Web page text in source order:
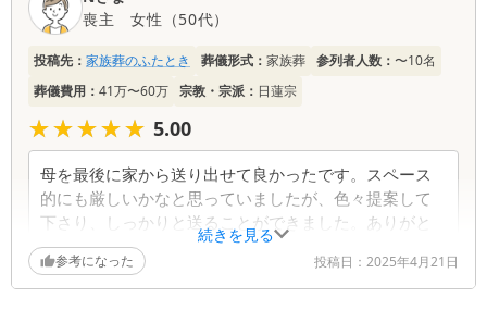
続きを見る
喪主
女性 （50代）
投稿先： 家族葬のふたとき 葬儀形式： 家族葬 参列者人数： 〜10名
葬儀費用： 41万〜60万 宗教・宗派： 日蓮宗
★★★★★
★★★★★ 5.00
母を最後に家から送り出せて良かったです。スペース
的にも厳しいかなと思っていましたが、色々提案して
下さり、しっかりと送ることができました。ありがと
うございました。
参考になった 投稿日： 2025年4月21日